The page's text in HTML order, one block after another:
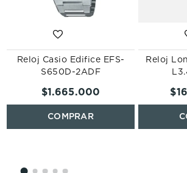
Reloj Casio Edifice EFS-
S650D-2ADF
$1.665.000
Reloj
$16